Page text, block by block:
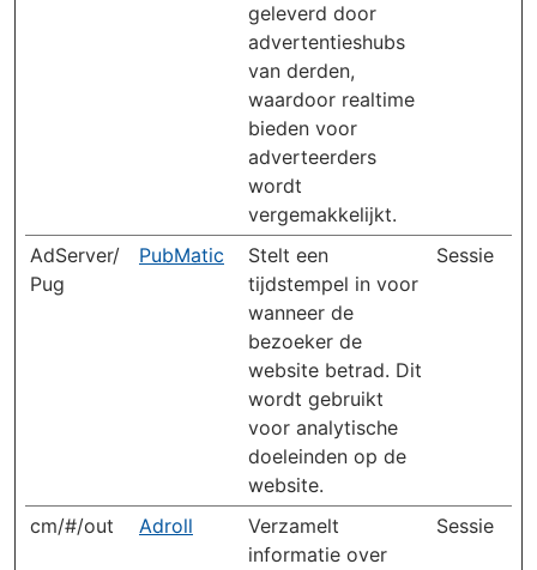
geleverd door
advertentieshubs
van derden,
waardoor realtime
bieden voor
adverteerders
wordt
vergemakkelijkt.
AdServer/
Pug
PubMatic
Stelt een
tijdstempel in voor
wanneer de
bezoeker de
website betrad. Dit
wordt gebruikt
voor analytische
doeleinden op de
website.
Sessie
cm/#/out Adroll
Verzamelt
informatie over
Sessie